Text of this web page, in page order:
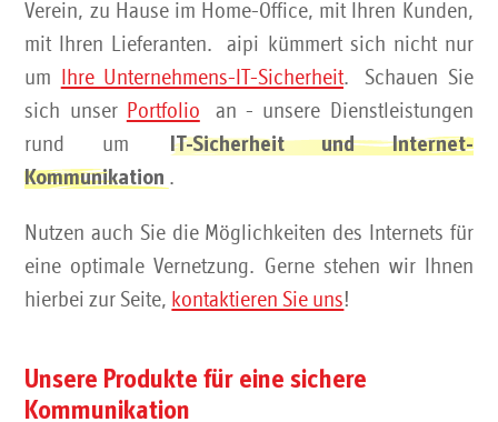
Verein, zu Hause im Home-Office, mit Ihren Kunden,
mit Ihren Lieferanten. aipi kümmert sich nicht nur
um Ihre Unternehmens-IT-Sicherheit. Schauen Sie
sich unser Portfolio an - unsere Dienstleistungen
rund um
IT-Sicherheit und Internet-
Kommunikation .
Nutzen auch Sie die Möglichkeiten des Internets für
eine optimale Vernetzung. Gerne stehen wir Ihnen
hierbei zur Seite, kontaktieren Sie uns!
Unsere Produkte für eine sichere
Kommunikation